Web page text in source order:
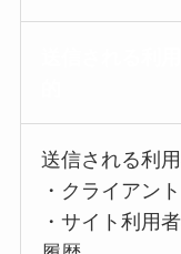
送信される利
・クライアン
・サイト利用